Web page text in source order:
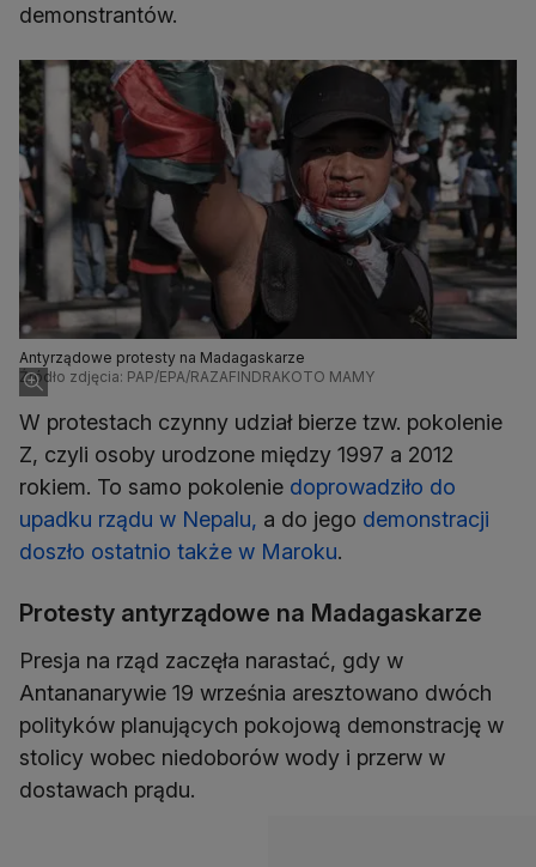
demonstrantów.
Antyrządowe protesty na Madagaskarze
Źródło zdjęcia: PAP/EPA/RAZAFINDRAKOTO MAMY
W protestach czynny udział bierze tzw. pokolenie
Z, czyli osoby urodzone między 1997 a 2012
rokiem. To samo pokolenie doprowadziło do
upadku rządu w Nepalu, a do jego demonstracji
doszło ostatnio także w Maroku.
Protesty antyrządowe na Madagaskarze
Presja na rząd zaczęła narastać, gdy w
Antananarywie 19 września aresztowano dwóch
polityków planujących pokojową demonstrację w
stolicy wobec niedoborów wody i przerw w
dostawach prądu.